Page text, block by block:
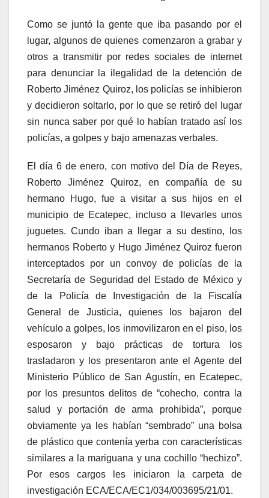
Como se juntó la gente que iba pasando por el
lugar, algunos de quienes comenzaron a grabar y
otros a transmitir por redes sociales de internet
para denunciar la ilegalidad de la detención de
Roberto Jiménez Quiroz, los policías se inhibieron
y decidieron soltarlo, por lo que se retiró del lugar
sin nunca saber por qué lo habían tratado así los
policías, a golpes y bajo amenazas verbales.
El día 6 de enero, con motivo del Día de Reyes,
Roberto Jiménez Quiroz, en compañía de su
hermano Hugo, fue a visitar a sus hijos en el
municipio de Ecatepec, incluso a llevarles unos
juguetes. Cundo iban a llegar a su destino, los
hermanos Roberto y Hugo Jiménez Quiroz fueron
interceptados por un convoy de policías de la
Secretaría de Seguridad del Estado de México y
de la Policía de Investigación de la Fiscalía
General de Justicia, quienes los bajaron del
vehículo a golpes, los inmovilizaron en el piso, los
esposaron y bajo prácticas de tortura los
trasladaron y los presentaron ante el Agente del
Ministerio Público de San Agustín, en Ecatepec,
por los presuntos delitos de “cohecho, contra la
salud y portación de arma prohibida”, porque
obviamente ya les habían “sembrado” una bolsa
de plástico que contenía yerba con características
similares a la mariguana y una cochillo “hechizo”.
Por esos cargos les iniciaron la carpeta de
investigación ECA/ECA/EC1/034/003695/21/01.